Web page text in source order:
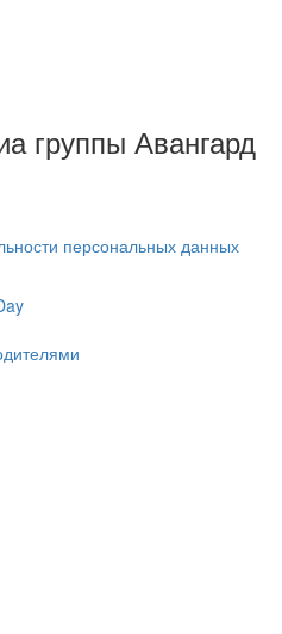
группы Авангард
персональных данных